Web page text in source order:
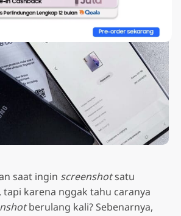
saat ingin screenshotsatu
tapi karena nggak tahu caranya
berulang kali? Sebenarnya,